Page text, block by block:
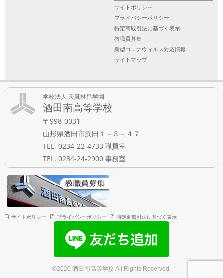
サイトポリシー
プライバシーポリシー
特定商取引法に基づく表示
教職員募集
新型コロナウィルス対応情報
サイトマップ
学校法人 天真林昌学園
酒田南高等学校
〒998-0031
山形県酒田市浜田１－３－４７
TEL. 0234-22-4733 職員室
TEL. 0234-24-2900 事務室
サイトポリシー プライバシーポリシー 特定商取引法に基づく表示
©2020 酒田南高等学校 All Rights Reserved.